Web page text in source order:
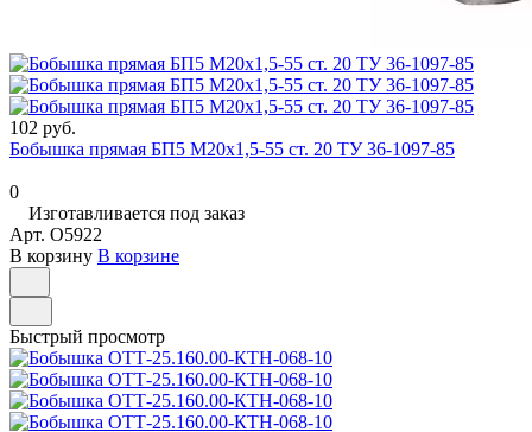
102 руб.
Бобышка прямая БП5 М20х1,5-55 ст. 20 ТУ 36-1097-85
0
Изготавливается под заказ
Арт. O5922
В корзину В корзине
Быстрый просмотр